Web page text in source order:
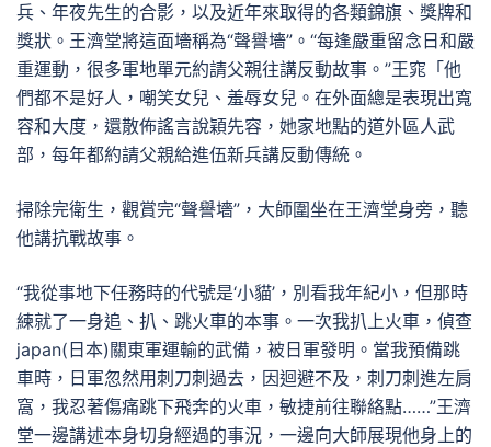
兵、年夜先生的合影，以及近年來取得的各類錦旗、獎牌和
獎狀。王濟堂將這面墻稱為“聲譽墻”。“每逢嚴重留念日和嚴
重運動，很多軍地單元約請父親往講反動故事。”王窕「他
們都不是好人，嘲笑女兒、羞辱女兒。在外面總是表現出寬
容和大度，還散佈謠言說穎先容，她家地點的道外區人武
部，每年都約請父親給進伍新兵講反動傳統。
掃除完衛生，觀賞完“聲譽墻”，大師圍坐在王濟堂身旁，聽
他講抗戰故事。
“我從事地下任務時的代號是‘小貓’，別看我年紀小，但那時
練就了一身追、扒、跳火車的本事。一次我扒上火車，偵查
japan(日本)關東軍運輸的武備，被日軍發明。當我預備跳
車時，日軍忽然用刺刀刺過去，因迴避不及，刺刀刺進左肩
窩，我忍著傷痛跳下飛奔的火車，敏捷前往聯絡點……”王濟
堂一邊講述本身切身經過的事況，一邊向大師展現他身上的